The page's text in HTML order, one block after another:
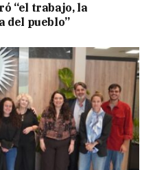
“el trabajo, la
del pueblo”